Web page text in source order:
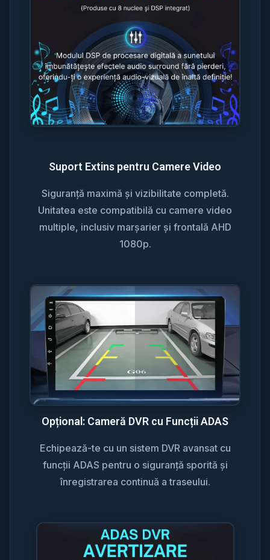
Suport Extins pentru Camere Video
Siguranță maximă și vizibilitate completă.
Unitatea este compatibilă cu camere video
multiple, inclusiv marșarier și frontală AHD
1080p.
Opțional: Cameră DVR cu Funcții ADAS
Echipează-te cu un sistem DVR avansat cu
funcții ADAS pentru o siguranță sporită și
înregistrarea continuă a traseului.